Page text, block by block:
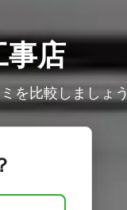
事店
を比較しましょう